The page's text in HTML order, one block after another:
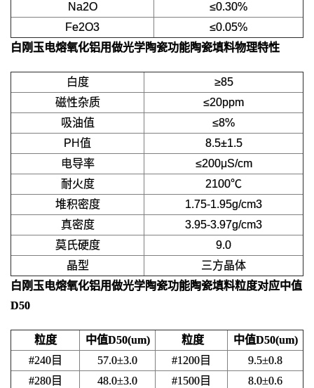
Na2O
≤0.30%
Fe2O3
≤0.05%
白刚玉电熔氧化铝用做光学陶瓷功能陶瓷填料物理特性
白度
≥85
磁性杂质
≤20ppm
吸油值
≤8%
PH值
8.5±1.5
电导率
≤200μS/cm
耐火度
2100℃
堆积密度
1.75-1.95g/cm3
真密度
3.95-3.97g/cm3
莫氏硬度
9.0
晶型
三方晶体
白刚玉电熔氧化铝用做光学陶瓷功能陶瓷填料粒度对应中值
D50
粒度 中值D50(um) 粒度
中值D50(um)
#240目
57.0±3.0 #1200目
9.5±0.8
#280目
48.0±3.0 #1500目
8.0±0.6